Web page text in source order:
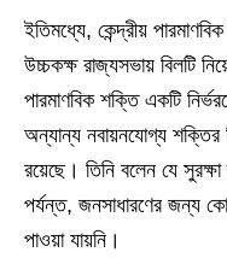
ইতিমধ্যে, কেন্দ্রীয়
উচ্চকক্ষ রাজ্যসভায় বিলটি
পারমাণবিক শক্তি একটি
অন্যান্য নবায়নযোগ্য শক্তির
রয়েছে। তিনি বলেন যে
পর্যন্ত, জনসাধারণের জন্য
পাওয়া যায়নি।